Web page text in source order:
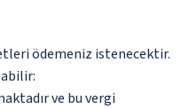
ödemeniz istenecektir.
ve bu vergi